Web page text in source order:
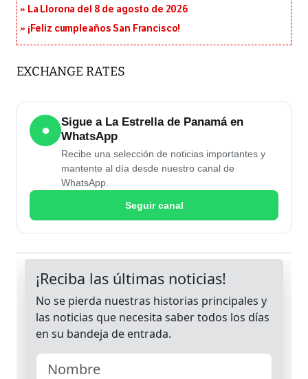
La Llorona del 8 de agosto de 2026
¡Feliz cumpleaños San Francisco!
EXCHANGE RATES
●
Sigue a La Estrella de Panamá en
WhatsApp
Recibe una selección de noticias importantes y
mantente al día desde nuestro canal de
WhatsApp.
Seguir canal